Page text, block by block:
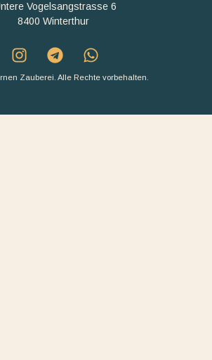
Vogelsangstrasse 6
8400 Winterthur
Zauberei. Alle Rechte vorbehalten.